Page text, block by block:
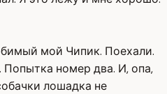
мой Чипик. Поехали.
Попытка номер два. И, опа,
лошадка не